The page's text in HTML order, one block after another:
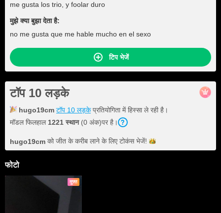
me gusta los trio, y foolar duro
मुझे क्या बुझा देता है:
no me gusta que me hable mucho en el sexo
टिप भेजें
टॉप 10 लड़के
hugo19cm टॉप 10 लड़केप्रतियोगिता में हिस्सा ले रही है।
मॉडल फिलहाल 1221 स्थान(0 अंक)पर है।
hugo19cm को जीत के करीब लाने के लिए टोकंसभेजें!
फोटो
मुफ्त